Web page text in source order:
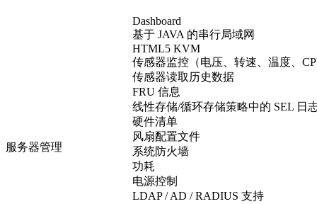
服务器管理
Dashboard
基于 JAVA 的串行局域网
HTML5 KVM
传感器监控（电压、转速、温度、
传感器读取历史数据
FRU 信息
线性存储/循环存储策略中的 SEL 日
硬件清单
风扇配置文件
系统防火墙
功耗
电源控制
LDAP / AD / RADIUS 支持